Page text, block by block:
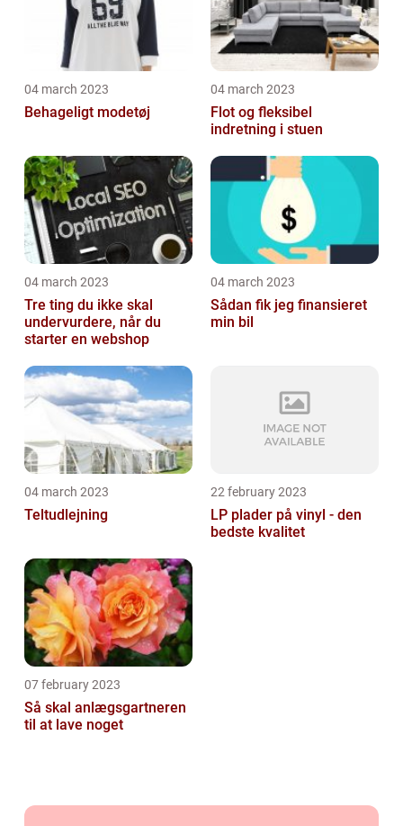
04 march 2023
Behageligt modetøj
04 march 2023
Flot og fleksibel
indretning i stuen
04 march 2023
Tre ting du ikke skal
undervurdere, når du
starter en webshop
04 march 2023
Sådan fik jeg finansieret
min bil
04 march 2023
Teltudlejning
22 february 2023
LP plader på vinyl - den
bedste kvalitet
07 february 2023
Så skal anlægsgartneren
til at lave noget